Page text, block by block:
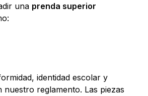
una prenda superior
identidad escolar y
nuestro reglamento. Las piezas